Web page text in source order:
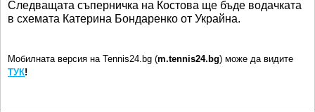
Следващата съперничка на Костова ще бъде водачката
в схемата Катерина Бондаренко от Украйна.
Мобилната версия на Tennis24.bg (m.tennis24.bg) може да видите
ТУК!